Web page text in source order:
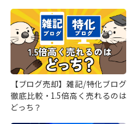
【ブログ売却】雑記/特化ブログ
徹底比較・1.5倍高く売れるのは
どっち？